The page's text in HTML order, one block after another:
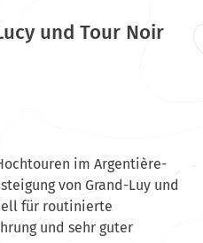
und Tour Noir
im Argentière-
von Grand-Luy und
für routinierte
und sehr guter